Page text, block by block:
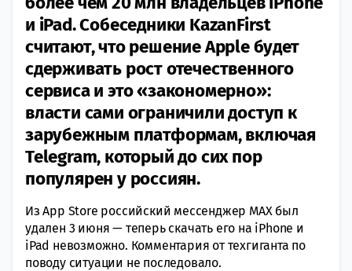
и iPad. Собеседники KazanFirst
считают, что решение Apple будет
сдерживать рост отечественного
сервиса и это «закономерно»:
власти сами ограничили доступ к
зарубежным платформам, включая
Telegram, который до сих пор
популярен у россиян.
Из App Store российский мессенджер MAX был
удален 3 июня — теперь скачать его на iPhone и
iPad невозможно. Комментария от техгиганта по
поводу ситуации не последовало.